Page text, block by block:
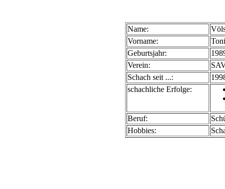
Name:
Vorname:
Geburtsjahr:
Verein:
Schach seit ...:
schachliche Erfolge:
Beruf:
Hobbies: